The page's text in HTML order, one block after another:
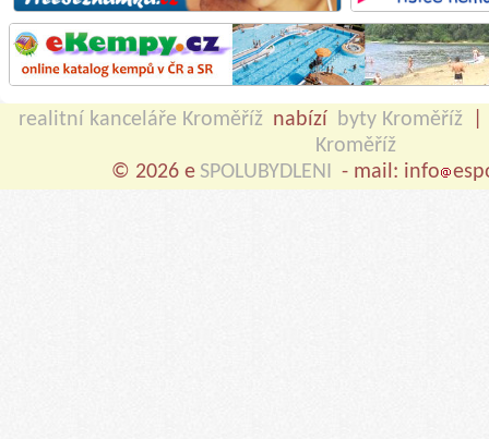
realitní kanceláře Kroměříž nabízí byty Kroměříž
Kroměříž
© 2026 e SPOLUBYDLENI - mail: info